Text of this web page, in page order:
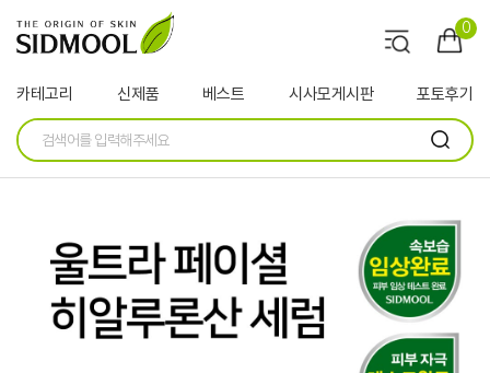
0
카테고리 신제품 베스트 시사모게시판 포토후기